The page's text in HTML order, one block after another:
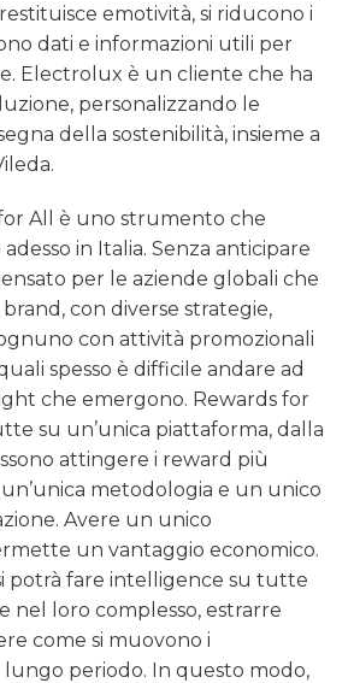
emotività, si riducono i
dati e informazioni utili per
Electrolux è un cliente che ha
personalizzando le
della sostenibilità, insieme a
All è uno strumento che
in Italia. Senza anticipare
per le aziende globali che
con diverse strategie,
con attività promozionali
spesso è difficile andare ad
che emergono. Rewards for
su un’unica piattaforma, dalla
attingere i reward più
metodologia e un unico
Avere un unico
un vantaggio economico.
potrà fare intelligence su tutte
nel loro complesso, estrarre
come si muovono i
periodo. In questo modo,